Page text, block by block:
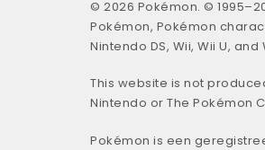
© 2026 Pokémon. ©
Pokémon, Pokémon
Nintendo DS, Wii, Wii U,
This website is not
Nintendo or The Pokémon
Pokémon is een